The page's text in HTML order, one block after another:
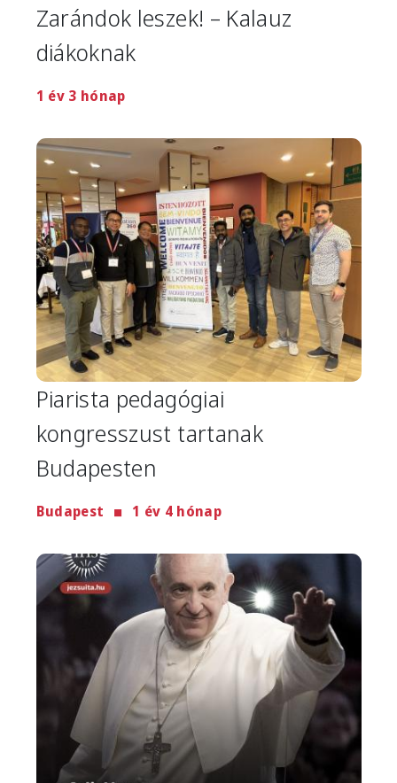
Zarándok leszek! – Kalauz
diákoknak
1 év 3 hónap
Image
Piarista pedagógiai
kongresszust tartanak
Budapesten
Budapest 1 év 4 hónap
Image